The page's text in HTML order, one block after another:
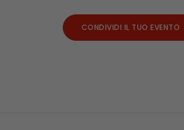
CONDIVIDI IL TUO EVENTO